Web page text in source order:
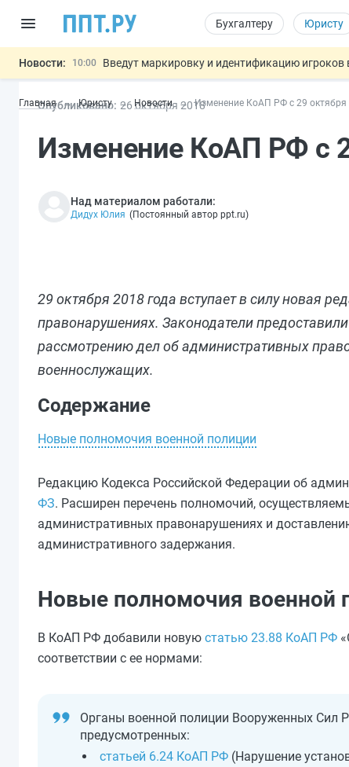
Бухгалтеру Юристу
Новости: 10:00 Введут маркировку и идентификацию игроков
00:01
7 августа: важные документы, вступающие
06.08
Важно Обеспечительный платёж СПОТ
Главная Юристу Новости Изменение КоАП РФ с 29 октября
Опубликовано: 26 октября 2018
Изменение КоАП РФ с
Над материалом работали:
Дидух Юлия (Постоянный автор ppt.ru)
29 октября 2018 года вступает в силу новая
правонарушениях. Законодатели
рассмотрению дел об административных
военнослужащих.
Содержание
Новые полномочия военной полиции
Редакцию Кодекса Российской Федерации об
ФЗ. Расширен перечень полномочий,
административных правонарушениях и
административного задержания.
Новые полномочия военной
В КоАП РФ добавили новую статью 23.88 КоАП РФ
соответствии с ее нормами:
Органы военной полиции Вооруженных Сил
предусмотренных:
статьей 6.24 КоАП РФ (Нарушение